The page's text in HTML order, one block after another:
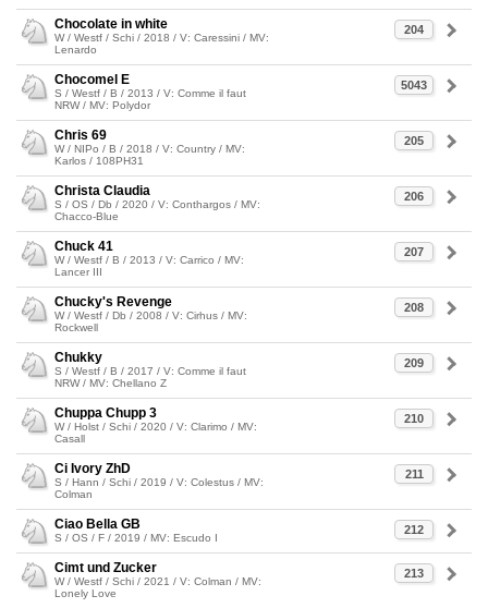
204
Chocolate in white
W / Westf / Schi / 2018 / V: Caressini / MV:
Lenardo
5043
Chocomel E
S / Westf / B / 2013 / V: Comme il faut
NRW / MV: Polydor
205
Chris 69
W / NIPo / B / 2018 / V: Country / MV:
Karlos / 108PH31
206
Christa Claudia
S / OS / Db / 2020 / V: Conthargos / MV:
Chacco-Blue
207
Chuck 41
W / Westf / B / 2013 / V: Carrico / MV:
Lancer III
208
Chucky's Revenge
W / Westf / Db / 2008 / V: Cirhus / MV:
Rockwell
209
Chukky
S / Westf / B / 2017 / V: Comme il faut
NRW / MV: Chellano Z
210
Chuppa Chupp 3
W / Holst / Schi / 2020 / V: Clarimo / MV:
Casall
211
Ci Ivory ZhD
S / Hann / Schi / 2019 / V: Colestus / MV:
Colman
212
Ciao Bella GB
S / OS / F / 2019 / MV: Escudo I
213
Cimt und Zucker
W / Westf / Schi / 2021 / V: Colman / MV:
Lonely Love